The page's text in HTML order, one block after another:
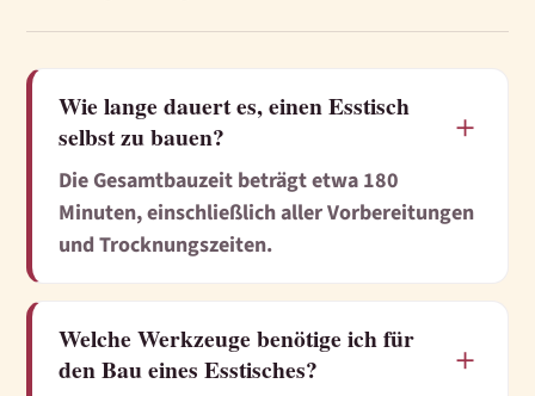
Wie lange dauert es, einen Esstisch
selbst zu bauen?
＋
Die Gesamtbauzeit beträgt etwa 180
Minuten, einschließlich aller Vorbereitungen
und Trocknungszeiten.
Welche Werkzeuge benötige ich für
den Bau eines Esstisches?
＋